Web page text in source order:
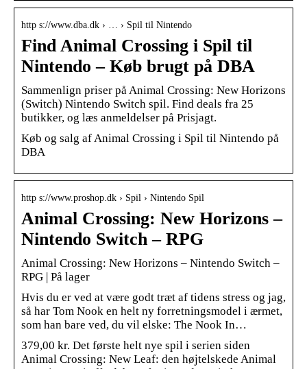
http s://www.dba.dk › … › Spil til Nintendo
Find Animal Crossing i Spil til
Nintendo – Køb brugt på DBA
Sammenlign priser på Animal Crossing: New Horizons
(Switch) Nintendo Switch spil. Find deals fra 25
butikker, og læs anmeldelser på Prisjagt.
Køb og salg af Animal Crossing i Spil til Nintendo på
DBA
http s://www.proshop.dk › Spil › Nintendo Spil
Animal Crossing: New Horizons –
Nintendo Switch – RPG
Animal Crossing: New Horizons – Nintendo Switch –
RPG | På lager
Hvis du er ved at være godt træt af tidens stress og jag,
så har Tom Nook en helt ny forretningsmodel i ærmet,
som han bare ved, du vil elske: The Nook In…
379,00 kr. Det første helt nye spil i serien siden
Animal Crossing: New Leaf: den højtelskede Animal